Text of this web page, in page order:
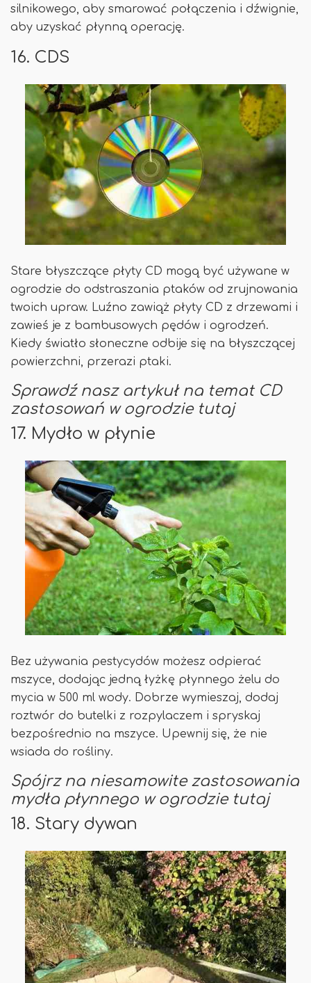
silnikowego, aby smarować połączenia i dźwignie,
aby uzyskać płynną operację.
16. CDS
Stare błyszczące płyty CD mogą być używane w
ogrodzie do odstraszania ptaków od zrujnowania
twoich upraw. Luźno zawiąż płyty CD z drzewami i
zawieś je z bambusowych pędów i ogrodzeń.
Kiedy światło słoneczne odbije się na błyszczącej
powierzchni, przerazi ptaki.
Sprawdź nasz artykuł na temat CD
zastosowań w ogrodzie tutaj
17. Mydło w płynie
Bez używania pestycydów możesz odpierać
mszyce, dodając jedną łyżkę płynnego żelu do
mycia w 500 ml wody. Dobrze wymieszaj, dodaj
roztwór do butelki z rozpylaczem i spryskaj
bezpośrednio na mszyce. Upewnij się, że nie
wsiada do rośliny.
Spójrz na niesamowite zastosowania
mydła płynnego w ogrodzie tutaj
18. Stary dywan